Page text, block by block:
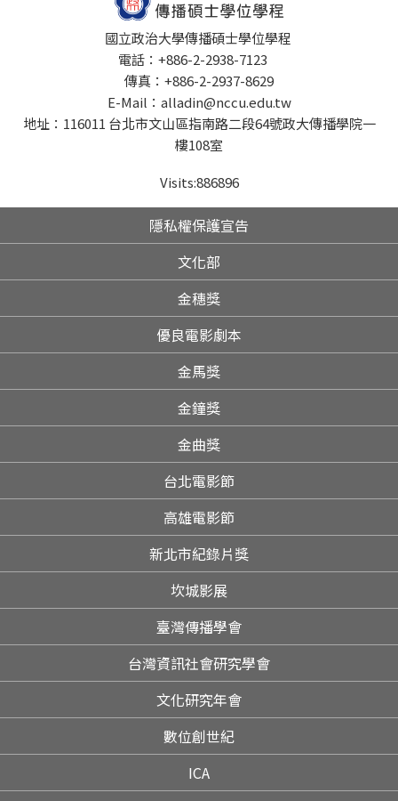
國立政治大學傳播碩士學位學程
電話：+886-2-2938-7123
傳真：+886-2-2937-8629
E-Mail：alladin@nccu.edu.tw
地址：116011 台北市文山區指南路二段64號政大傳播學院一
樓108室
Visits:886896
隱私權保護宣告
文化部
金穗獎
優良電影劇本
金馬獎
金鐘獎
金曲獎
台北電影節
高雄電影節
新北市紀錄片獎
坎城影展
臺灣傳播學會
台灣資訊社會研究學會
文化研究年會
數位創世紀
ICA